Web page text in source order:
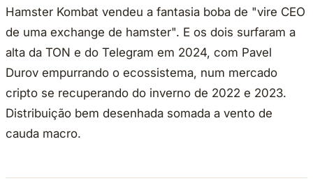
Hamster Kombat vendeu a fantasia boba de "vire CEO
de uma exchange de hamster". E os dois surfaram a
alta da TON e do Telegram em 2024, com Pavel
Durov empurrando o ecossistema, num mercado
cripto se recuperando do inverno de 2022 e 2023.
Distribuição bem desenhada somada a vento de
cauda macro.